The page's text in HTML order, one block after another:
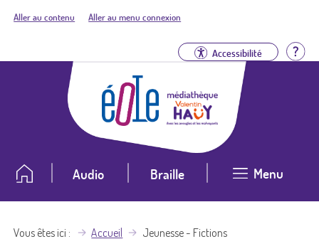
Aller au contenu Aller au menu connexion
Accessibilité
Audio Braille Menu
Vous êtes ici Accueil Jeunesse - Fictions